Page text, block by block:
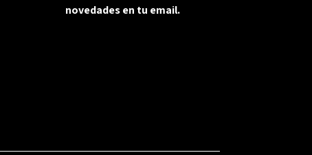
novedades en tu email.